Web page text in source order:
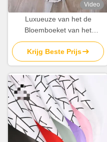
Video
Luxueuze van het de
Bloemboeket van het
Nettenpatroon het
Verpakkende Document Stof
150cmx50cm Bloemist
Packing Fabric
Krijg Beste Prijs